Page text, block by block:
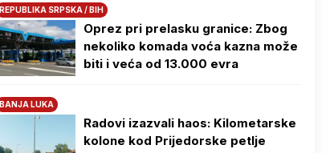
REPUBLIKA SRPSKA / BIH
Oprez pri prelasku granice: Zbog
nekoliko komada voća kazna može
biti i veća od 13.000 evra
BANJA LUKA
Radovi izazvali haos: Kilometarske
kolone kod Prijedorske petlje